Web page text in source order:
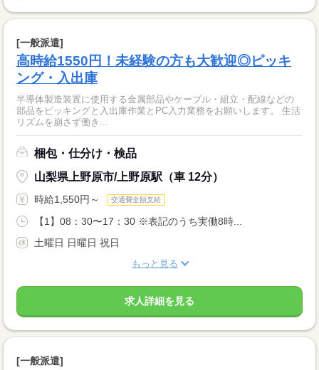
[一般派遣]
高時給1550円！未経験の方も大歓迎◎ピッキ
ング・入出庫
半導体製造装置に使用する金属部品やケーブル・組立・配線などの
部品をピッキングと入出庫作業とPC入力業務をお願いします。 生活
リズムを崩さず働き...
梱包・仕分け・検品
山梨県上野原市/上野原駅（車 12分）
時給1,550円～ 交通費全額支給
【1】08：30〜17：30 ※表記のうち実働8時...
土曜日 日曜日 祝日
もっと見る
求人詳細を見る
[一般派遣]